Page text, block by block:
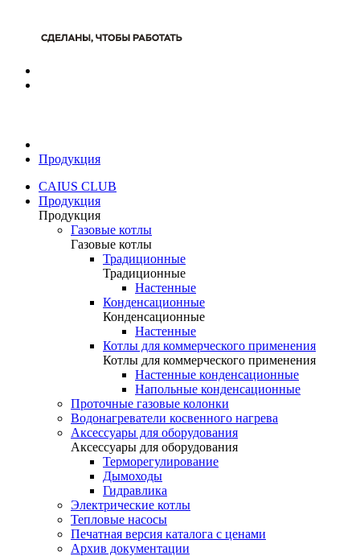
Продукция
CAIUS CLUB
Продукция
Продукция
Газовые котлы
Газовые котлы
Традиционные
Традиционные
Настенные
Конденсационные
Конденсационные
Настенные
Котлы для коммерческого применения
Котлы для коммерческого применения
Настенные конденсационные
Напольные конденсационные
Проточные газовые колонки
Водонагреватели косвенного нагрева
Аксессуары для оборудования
Аксессуары для оборудования
Терморегулирование
Дымоходы
Гидравлика
Электрические котлы
Тепловые насосы
Печатная версия каталога с ценами
Архив документации